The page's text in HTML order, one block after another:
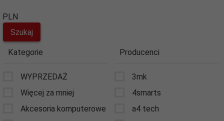
PLN
Kategorie
WYPRZEDAŻ
Więcej za mniej
Akcesoria komputerowe
Producenci
3mk
4smarts
a4 tech